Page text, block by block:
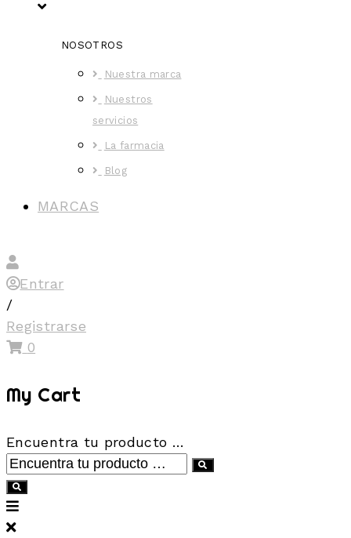
NOSOTROS
Nuestra marca
Nuestros
servicios
La farmacia
Blog
MARCAS
Entrar
/
Registrarse
0
My Cart
Encuentra tu producto …